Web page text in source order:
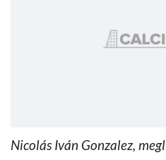
Nicolás Iván Gonzalez,